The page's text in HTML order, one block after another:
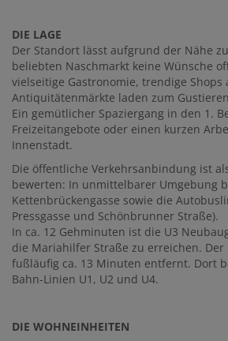
DIE LAGE
Der Standort lässt aufgrund der Nähe
beliebten Naschmarkt keine Wünsche
vielseitige Gastronomie, trendige Shops
Antiquitätenmärkte laden zum
Ein gemütlicher Spaziergang in den 1.
Freizeitangebote oder einen kurzen
Innenstadt.
Die öffentliche Verkehrsanbindung ist
bewerten: In unmittelbarer Umgebung
Kettenbrückengasse sowie die
Pressgasse und Schönbrunner Straße).
In ca. 12 Gehminuten ist die U3
die Mariahilfer Straße zu erreichen. Der
fußläufig ca. 13 Minuten entfernt. Dort
Bahn-Linien U1, U2 und U4.
DIE WOHNEINHEITEN